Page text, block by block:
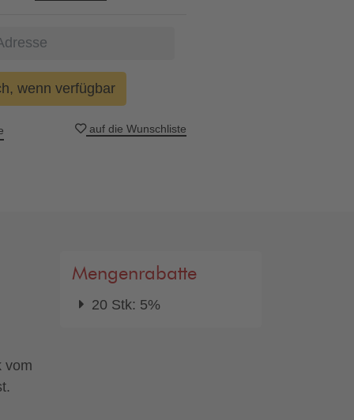
wenn verfügbar
auf die Wunschliste
vom
Mengenrabatte
20 Stk: 5%